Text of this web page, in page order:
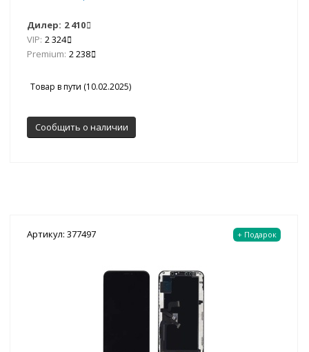
Дилер: 2 410
VIP: 2 324
Premium: 2 238
Товар в пути (10.02.2025)
Сообщить о наличии
Артикул: 377497 + Подарок